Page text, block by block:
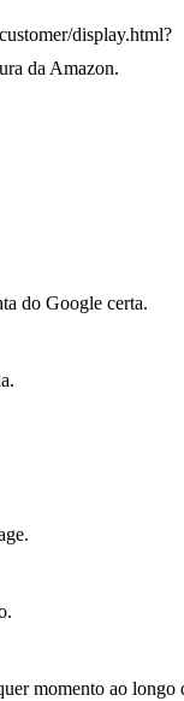
display.html?
da Amazon.
do Google certa.
momento ao longo